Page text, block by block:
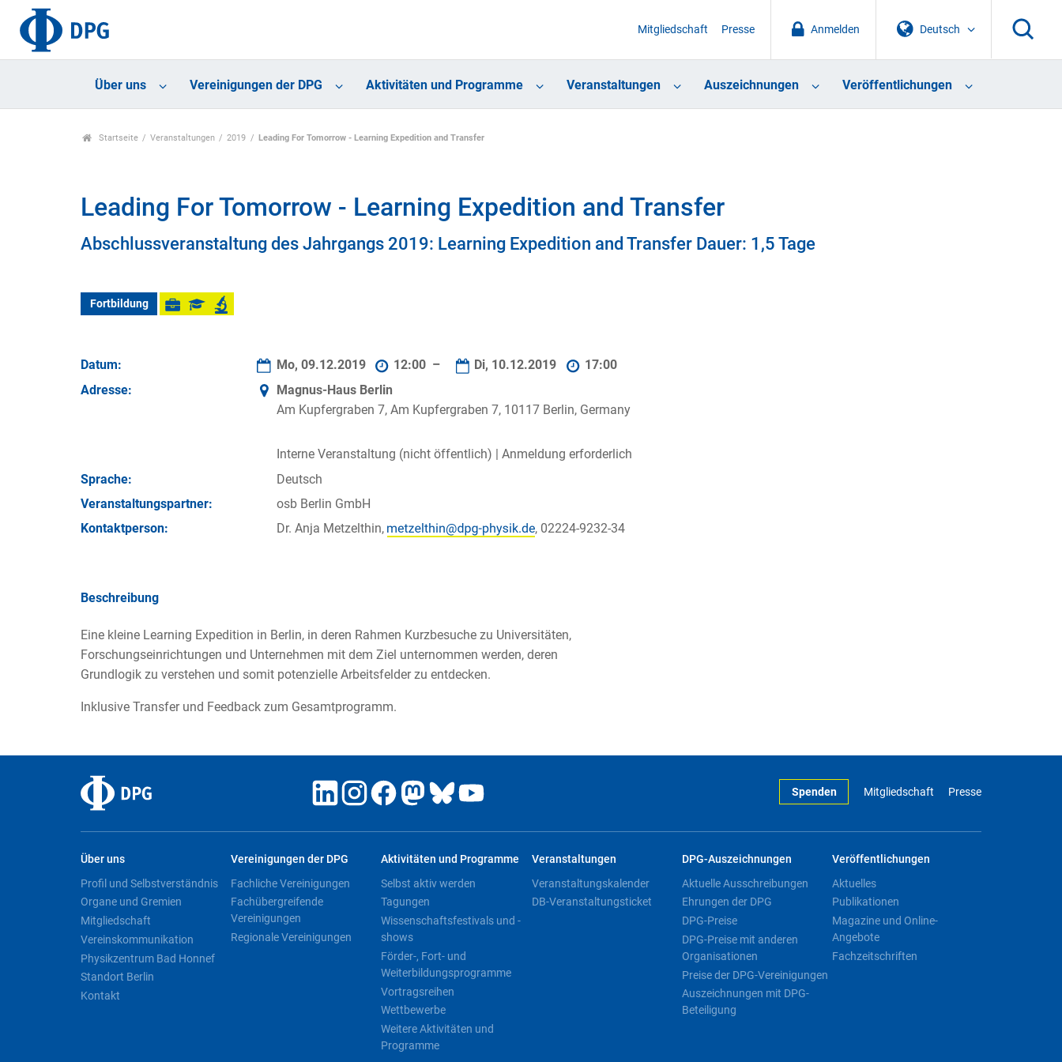
Deutsch
Anmelden
Mitgliedschaft Presse
Über uns Vereinigungen der DPG Aktivitäten und Programme Veranstaltungen Auszeichnungen Veröffentlichungen
Startseite Veranstaltungen 2019 Leading For Tomorrow - Learning Expedition and Transfer
Leading For Tomorrow - Learning Expedition and Transfer
Abschlussveranstaltung des Jahrgangs 2019: Learning Expedition and Transfer Dauer: 1,5 Tage
Fortbildung
Datum: Mo, 09.12.2019 12:00 – Di, 10.12.2019
17:00
Adresse:
Magnus-Haus Berlin
Am Kupfergraben 7, Am Kupfergraben 7, 10117 Berlin, Germany
Interne Veranstaltung (nicht öffentlich) | Anmeldung erforderlich
Sprache:
Deutsch
Veran­staltungs­partner:
osb Berlin GmbH
Kontakt­person:
Dr. Anja Metzelthin, , 02224-9232-34
Beschreibung
Eine kleine Learning Expedition in Berlin, in deren Rahmen Kurzbesuche zu Universitäten,
Forschungseinrichtungen und Unternehmen mit dem Ziel unternommen werden, deren
Grundlogik zu verstehen und somit potenzielle Arbeitsfelder zu entdecken.
Inklusive Transfer und Feedback zum Gesamtprogramm.
Spenden Mitgliedschaft Presse
Über uns
Profil und Selbstverständnis
Organe und Gremien
Mitgliedschaft
Vereinskommunikation
Physikzentrum Bad Honnef
Standort Berlin
Kontakt
Vereinigungen der DPG
Fachliche Vereinigungen
Fachübergreifende
Vereinigungen
Regionale Vereinigungen
Aktivitäten und Programme
Selbst aktiv werden
Tagungen
Wissenschaftsfestivals und -
shows
Förder-, Fort- und
Weiterbildungsprogramme
Vortragsreihen
Wettbewerbe
Weitere Aktivitäten und
Programme
Veranstaltungen
Veranstaltungskalender
DB-Veranstaltungsticket
DPG-Auszeichnungen
Aktuelle Ausschreibungen
Ehrungen der DPG
DPG-Preise
DPG-Preise mit anderen
Organisationen
Preise der DPG-Vereinigungen
Auszeichnungen mit DPG-
Beteiligung
Veröffentlichungen
Aktuelles
Publikationen
Magazine und Online-
Angebote
Fachzeitschriften